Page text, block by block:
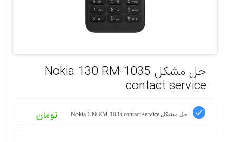
حل مشکل Nokia 130 RM-1035
contact service
حل مشکل Nokia 130 RM-1035 contact service تومان